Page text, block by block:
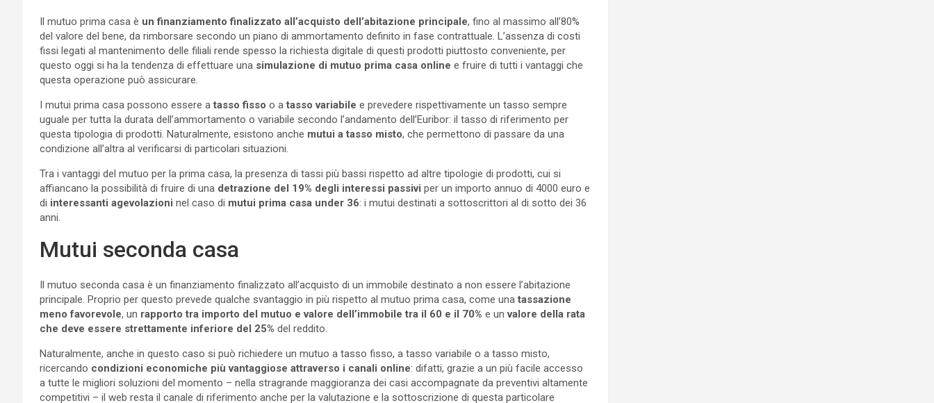
Il mutuo prima casa è un finanziamento finalizzato all’acquisto dell’abitazione principale, fino al massimo all’80%
del valore del bene, da rimborsare secondo un piano di ammortamento definito in fase contrattuale. L’assenza di costi
fissi legati al mantenimento delle filiali rende spesso la richiesta digitale di questi prodotti piuttosto conveniente, per
questo oggi si ha la tendenza di effettuare una simulazione di mutuo prima casa online e fruire di tutti i vantaggi che
questa operazione può assicurare.
I mutui prima casa possono essere atasso fisso o a tasso variabile e prevedere rispettivamente un tasso sempre
uguale per tutta la durata dell’ammortamento o variabile secondo l’andamento dell’Euribor: il tasso di riferimento per
questa tipologia di prodotti. Naturalmente, esistono anche mutui a tasso misto, che permettono di passare da una
condizione all’altra al verificarsi di particolari situazioni.
Tra i vantaggi del mutuo per la prima casa, la presenza di tassi più bassi rispetto ad altre tipologie di prodotti, cui si
affiancano la possibilità di fruire di una detrazione del 19% degli interessi passivi per un importo annuo di 4000 euro e
di interessanti agevolazioni nel caso di mutui prima casa under 36: i mutui destinati a sottoscrittori al di sotto dei 36
anni.
Mutui seconda casa
Il mutuo seconda casa è un finanziamento finalizzato all’acquisto di un immobile destinato a non essere l’abitazione
principale. Proprio per questo prevede qualche svantaggio in più rispetto al mutuo prima casa, come unatassazione
meno favorevole, un rapporto tra importo del mutuo e valore dell’immobile tra il 60 e il 70% e unvalore della rata
che deve essere strettamente inferiore del 25% del reddito.
Naturalmente, anche in questo caso si può richiedere un mutuo a tasso fisso, a tasso variabile o a tasso misto,
ricercando condizioni economiche più vantaggiose attraverso i canali online: difatti, grazie a un più facile accesso
a tutte le migliori soluzioni del momento – nella stragrande maggioranza dei casi accompagnate da preventivi altamente
competitivi – il web resta il canale di riferimento anche per la valutazione e la sottoscrizione di questa particolare